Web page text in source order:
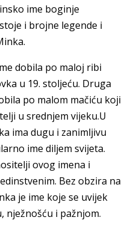
ime boginje
i brojne legende i
dobila po maloj ribi
u 19. stoljeću. Druga
po malom mačiću koji
u srednjem vijeku.U
ima dugu i zanimljivu
ime diljem svijeta.
ovog imena i
Bez obzira na
je ime koje se uvijek
nježnošću i pažnjom.